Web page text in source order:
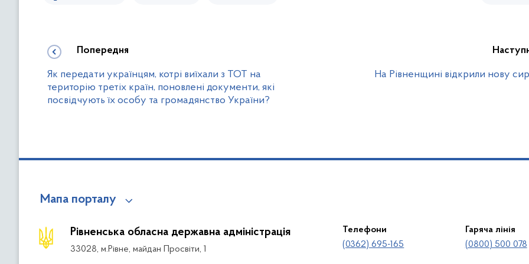
Попередня
Як передати українцям, котрі виїхали з ТОТ на
територію третіх країн, поновлені документи, які
посвідчують їх особу та громадянство України?
На Рівненщині відкрили нову
Мапа порталу
Рівненська обласна державна адміністрація
33028, м.Рівне, майдан Просвіти, 1
Телефони
(0362) 695-165
Гаряча лінія
(0800) 500 078